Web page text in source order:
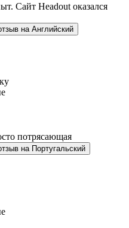
Сайт Headout оказался
на Английский
потрясающая
на Португальский